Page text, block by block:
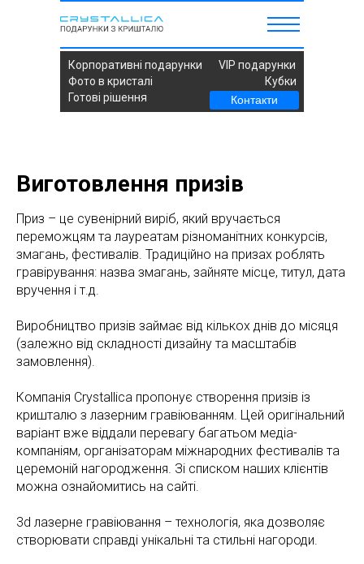
Корпоративні подарунки
Кубки
VIP подарунки
Фото в кристалі
Готові рішення
Контакти
Виготовлення призів
Приз – це сувенірний виріб, який вручається
переможцям та лауреатам різноманітних конкурсів,
змагань, фестивалів. Традиційно на призах роблять
гравірування: назва змагань, зайняте місце, титул, дата
вручення і т.д.
Виробництво призів займає від кількох днів до місяця
(залежно від складності дизайну та масштабів
замовлення).
Компанія Crystallica пропонує створення призів із
кришталю з лазерним гравіюванням. Цей оригінальний
варіант вже віддали перевагу багатьом медіа-
компаніям, організаторам міжнародних фестивалів та
церемоній нагородження. Зі списком наших клієнтів
можна ознайомитись на сайті.
3d лазерне гравіювання – технологія, яка дозволяє
створювати справді унікальні та стильні нагороди.